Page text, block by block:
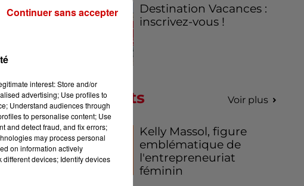
de Brest,
le
l'AFP la
après il
pas
Destination Vacances :
inscrivez-vous !
Podcasts Voir plus
Kelly Massol, figure
emblématique de
l'entrepreneuriat
féminin
interest: Store and/or
advertising; Use profiles to
Understand audiences through
to personalise content; Use
and detect fraud, and fix errors;
may process personal
on information actively
devices; Identify devices
Continuer sans accepter